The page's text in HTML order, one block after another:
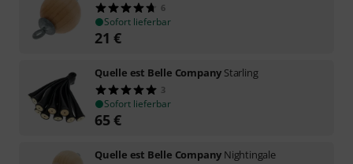
6
Sofort lieferbar
21 €
Quelle est Belle Company Starling
3
Sofort lieferbar
65€
Quelle est Belle Company Nightingale